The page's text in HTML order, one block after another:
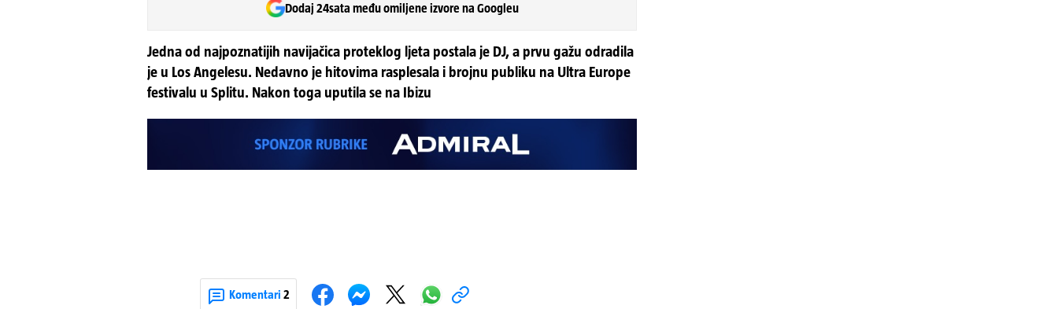
Dodaj 24sata među omiljene izvore na Googleu
Jedna od najpoznatijih navijačica proteklog ljeta postala je DJ, a prvu gažu odradila
je u Los Angelesu. Nedavno je hitovima rasplesala i brojnu publiku na Ultra Europe
festivalu u Splitu. Nakon toga uputila se na Ibizu
Komentari 2